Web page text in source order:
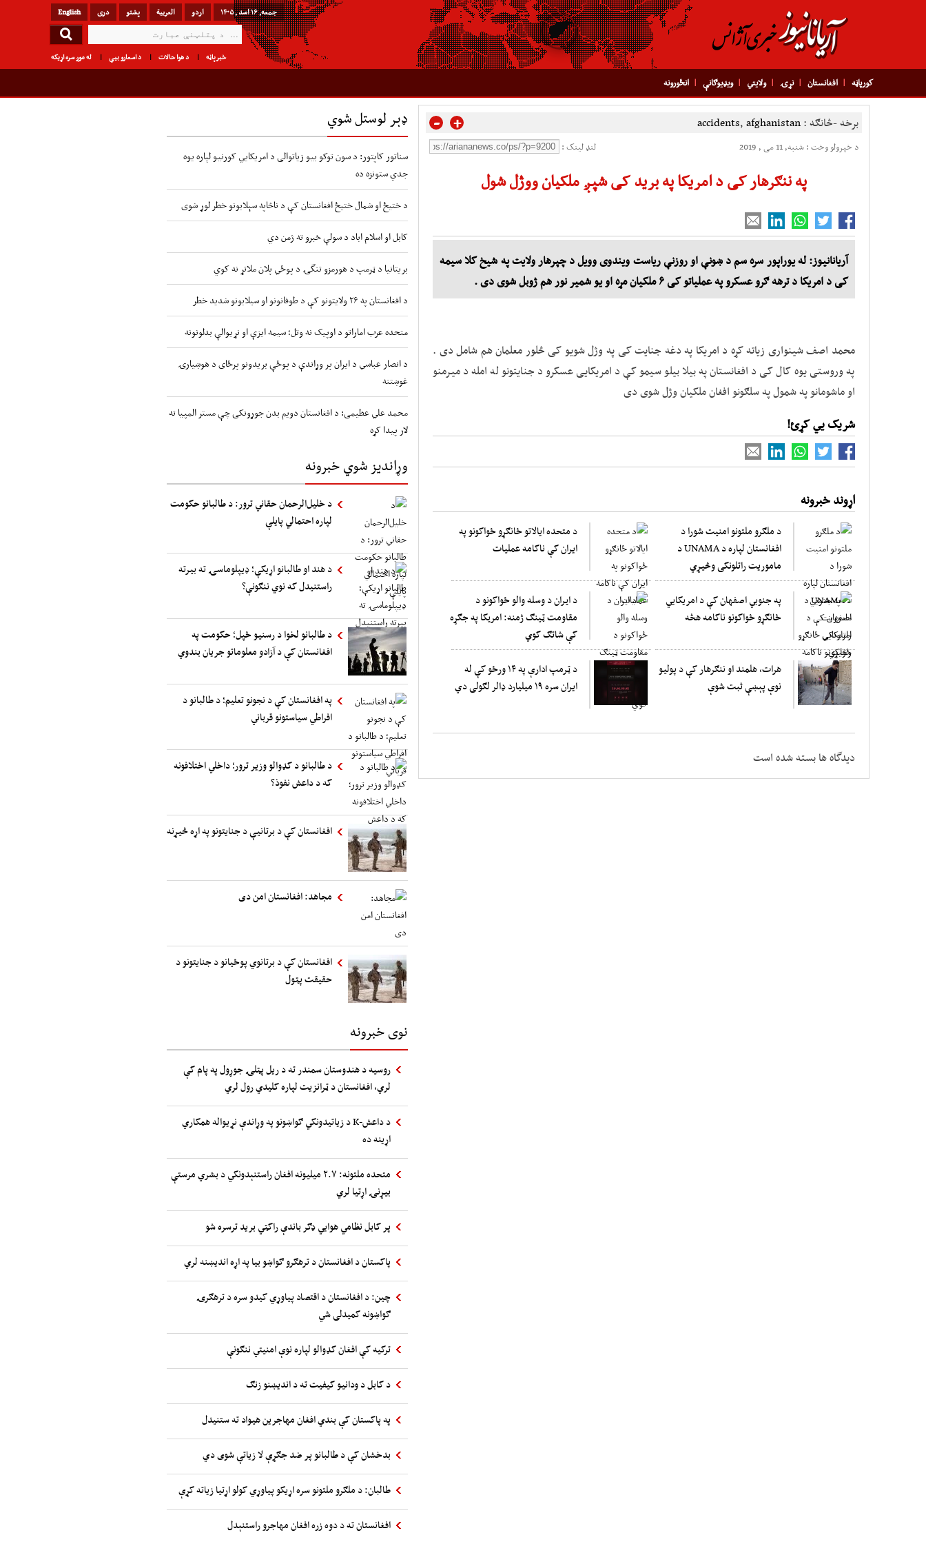
English دری پشتو العربیة اردو جمعه, ۱۶ اسد , ۱۴۰۵
له موږ سره اړیکه د اسعارو بیې د هوا حالات خبرپاڼه
کورپاڼه افغانستان نړۍ ولایتي ویډیوګانې انځورونه
برخه -څانګه : accidents, afghanistan
- +
د خپرولو وخت : شنبه, 11 می , 2019 لنډ لینک :
په ننګرهار کی د امریکا په برید کی شپږ ملکیان ووژل شول
آریانانیوز: له یوراپور سره سم د ښونې او روزنې ریاست ویندوی وویل د چپرهار ولایت په شیخ کلا سیمه
کی د امریکا د ترهه ګرو عسکرو په عملیاتو کی ۶ ملکیان مړه او یو شمیر نور هم ژوبل شوی دی .
محمد اصف شینواری زیاته کړه د امریکا په دغه جنایت کی په وژل شویو کی څلور معلمان هم شامل دی .
په وروستی یوه کال کی د افغانستان په بیلا بیلو سیمو کې د امریکایی عسکرو د جنایتونو له امله د میرمنو
او ماشومانو په شمول په سلګونو افغان ملکیان وژل شوی دی
شریک یي کړئ!
اړوند خبرونه
د ملګرو ملتونو امنیت شورا د
افغانستان لپاره د UNAMA د
ماموریت راتلونکی وڅیړي
د متحده ایالاتو ځانګړو ځواکونو په
ایران کې ناکامه عملیات
په جنوبي اصفهان کې د امریکایي
ځانګړو ځواکونو ناکامه هڅه
د ايران د وسله والو ځواکونو د
مقاومت ټینګ ژمنه: امريکا په جګړه
کې شاتګ کوي
هرات، هلمند او ننګرهار کې د پولیو
نوې پېښې ثبت شوې
د ټرمپ ادارې په ۱۴ ورځو کې له
ایران سره ۱۹ میلیارد ډالر لګولی دي
دیدگاه ها بسته شده است
ډېر لوستل شوي
سناتور کاپتور: د سون توکو بیو زیاتوالی د امریکایي کورنیو لپاره یوه
جدي ستونزه ده
د ختیځ او شمال ختیځ افغانستان کې د ناڅاپه سېلابونو خطر لوړ شوی
کابل او اسلام اباد د سولې خبرو ته ژمن دي
بریتانیا د ټرمپ د هورمزو تنگۍ د پوځي پلان ملاتړ نه کوي
د افغانستان په ۲۶ ولایتونو کې د طوفانونو او سیلابونو شدید خطر
متحده عرب اماراتو د اوپیک نه وتل؛ سیمه ایزې او نړیوالې بدلونونه
د انصار عباسي د ایران پر وړاندې د پوځې بریدونو پرځای د هوښیارۍ
غوښتنه
محمد علي عظیمی: د افغانستان دویم بدن جوړونکی چې مستر المپیا ته
لار پیدا کړه
وړاندیز شوي خبرونه
د خلیل‌الرحمان حقاني ترور: د طالبانو حکومت
لپاره احتمالي پایلې
د هند او طالبانو اړیکې؛ ډیپلوماسۍ ته بیرته
راستنیدل که نوي ننګونې؟
د طالبانو لخوا د رسنیو ځپل؛ حکومت په
افغانستان کې د آزادو معلوماتو جریان بندوي
په افغانستان کې د نجونو تعلیم؛ د طالبانو د
افراطي سیاستونو قرباني
د طالبانو د کډوالو وزیر ترور؛ داخلي اختلافونه
که د داعش نفوذ؟
افغانستان کې د برتانیې د جنایتونو په اړه څیړنه
مجاهد: افغانستان امن دی
افغانستان کې د برتانوي پوځیانو د جنایتونو د
حقیقت پټول
نوی خبرونه
روسیه د هندوستان سمندر ته د ریل پټلۍ جوړول په پام کې
لري، افغانستان د ټرانزیت لپاره کلیدي رول لري
د داعش-K د زیاتیدونکي ګواښونو په وړاندې نړیواله همکاري
اړینه ده
متحده ملتونه: ۲.۷ میلیونه افغان راستنېدونکي د بشري مرستې
بیړنۍ اړتیا لري
پر کابل نظامي هوایي ډګر باندې راکټي برید ترسره شو
پاکستان د افغانستان د ترهګرو ګواښو بیا په اړه اندیښنه لري
چین: د افغانستان د اقتصاد پیاوړي کیدو سره د ترهګرۍ
ګواښونه کمیدلی شي
ترکیه کې افغان کډوالو لپاره نوې امنیتي ننګونې
د کابل د ودانیو کیفیت ته د اندیښنو زنګ
په پاکستان کې بندي افغان مهاجرین هیواد ته ستنیدل
بدخشان کې د طالبانو پر ضد جګړې لا زیاتې شوی دي
طالبان: د ملګرو ملتونو سره اړیکو پیاوړي کولو اړتیا زیاته کړې
افغانستان ته د دوه زره افغان مهاجرو راستنېدل